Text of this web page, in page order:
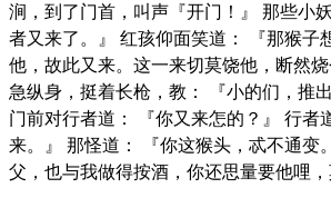
涧，到了门首，叫声『开门！』 那些小
者又来了。』 红孩仰面笑道： 『那猴子
他，故此又来。这一来切莫饶他，断然烧
急纵身，挺着长枪，教： 『小的们，推
门前对行者道： 『你又来怎的？』 行者
来。』 那怪道： 『你这猴头，忒不通变
父，也与我做得按酒，你还思量要他哩，